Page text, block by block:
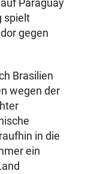
Paraguay
spielt
gegen
Brasilien
wegen der
in die
ein